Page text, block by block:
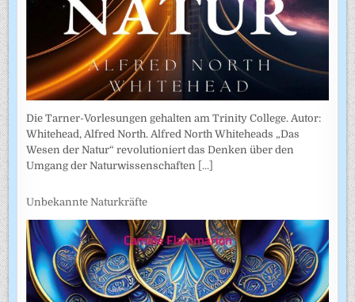
Die Tarner-Vorlesungen gehalten am Trinity College. Autor:
Whitehead, Alfred North. Alfred North Whiteheads „Das
Wesen der Natur“ revolutioniert das Denken über den
Umgang der Naturwissenschaften [...]
Unbekannte Naturkräfte